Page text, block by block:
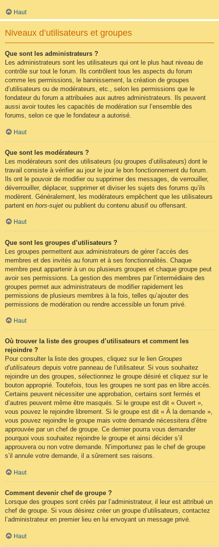
Haut
Niveaux d’utilisateurs et groupes
Que sont les administrateurs ?
Les administrateurs sont les utilisateurs qui ont le plus haut niveau de
contrôle sur tout le forum. Ils contrôlent tous les aspects du forum
comme les permissions, le bannissement, la création de groupes
d’utilisateurs ou de modérateurs, etc., selon les permissions que le
fondateur du forum a attribuées aux autres administrateurs. Ils peuvent
aussi avoir toutes les capacités de modération sur l’ensemble des
forums, selon ce que le fondateur a autorisé.
Haut
Que sont les modérateurs ?
Les modérateurs sont des utilisateurs (ou groupes d’utilisateurs) dont le
travail consiste à vérifier au jour le jour le bon fonctionnement du forum.
Ils ont le pouvoir de modifier ou supprimer des messages, de verrouiller,
déverrouiller, déplacer, supprimer et diviser les sujets des forums qu’ils
modèrent. Généralement, les modérateurs empêchent que les utilisateurs
partent en hors-sujet ou publient du contenu abusif ou offensant.
Haut
Que sont les groupes d’utilisateurs ?
Les groupes permettent aux administrateurs de gérer l’accès des
membres et des invités au forum et à ses fonctionnalités. Chaque
membre peut appartenir à un ou plusieurs groupes et chaque groupe peut
avoir ses permissions. La gestion des membres par l’intermédiaire des
groupes permet aux administrateurs de modifier rapidement les
permissions de plusieurs membres à la fois, telles qu’ajouter des
permissions de modération ou rendre accessible un forum privé.
Haut
Où trouver la liste des groupes d’utilisateurs et comment les
rejoindre ?
Pour consulter la liste des groupes, cliquez sur le lien Groupes
d’utilisateurs depuis votre panneau de l’utilisateur. Si vous souhaitez
rejoindre un des groupes, sélectionnez le groupe désiré et cliquez sur le
bouton approprié. Toutefois, tous les groupes ne sont pas en libre accès.
Certains peuvent nécessiter une approbation, certains sont fermés et
d’autres peuvent même être masqués. Si le groupe est dit « Ouvert »,
vous pouvez le rejoindre librement. Si le groupe est dit « À la demande »,
vous pouvez rejoindre le groupe mais votre demande nécessitera d’être
approuvée par un chef de groupe. Ce dernier pourra vous demander
pourquoi vous souhaitez rejoindre le groupe et ainsi décider s’il
approuvera ou non votre demande. N’importunez pas le chef de groupe
s’il annule votre demande, il a sûrement ses raisons.
Haut
Comment devenir chef de groupe ?
Lorsque des groupes sont créés par l’administrateur, il leur est attribué un
chef de groupe. Si vous désirez créer un groupe d’utilisateurs, contactez
l’administrateur en premier lieu en lui envoyant un message privé.
Haut